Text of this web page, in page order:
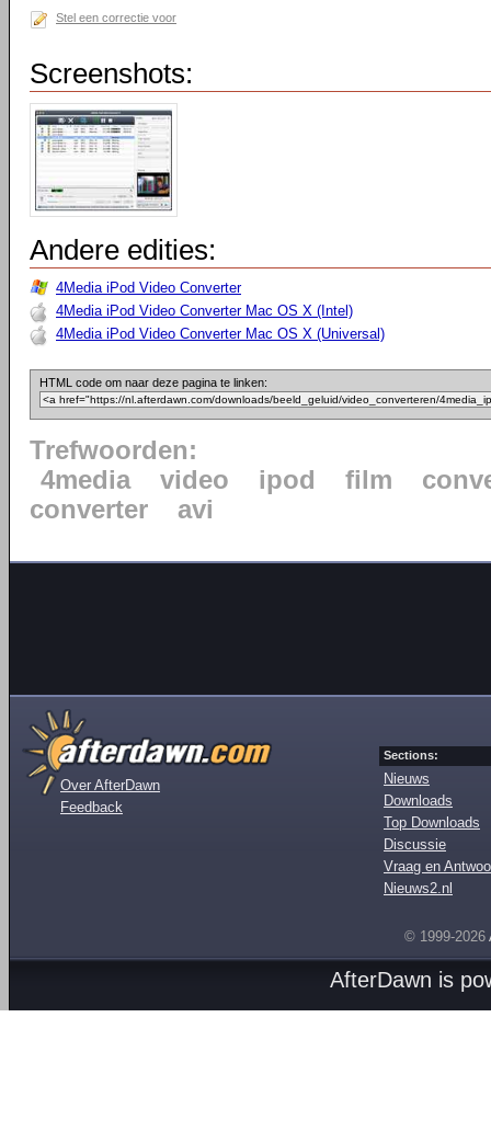
Stel een correctie voor
Screenshots:
Andere edities:
4Media iPod Video Converter
4Media iPod Video Converter Mac OS X (Intel)
4Media iPod Video Converter Mac OS X (Universal)
HTML code om naar deze pagina te linken:
Trefwoorden:
4media
video ipod film
converter
avi
Over AfterDawn
Feedback
Sections:
Nieuws
Downloads
Top Downloads
Discussie
Vraag en
Nieuws2.nl
© 1999-2026
AfterDawn is